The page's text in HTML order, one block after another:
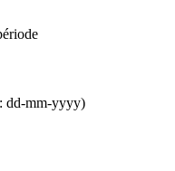
dd-mm-yyyy)